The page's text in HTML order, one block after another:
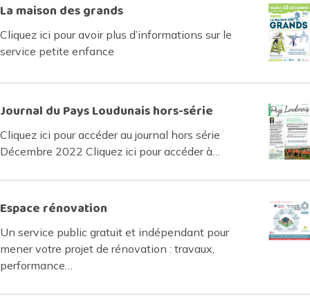
La maison des grands
Cliquez ici pour avoir plus d’informations sur le
service petite enfance
Journal du Pays Loudunais hors-série
Cliquez ici pour accéder au journal hors série
Décembre 2022 Cliquez ici pour accéder à…
Espace rénovation
Un service public gratuit et indépendant pour
mener votre projet de rénovation : travaux,
performance…